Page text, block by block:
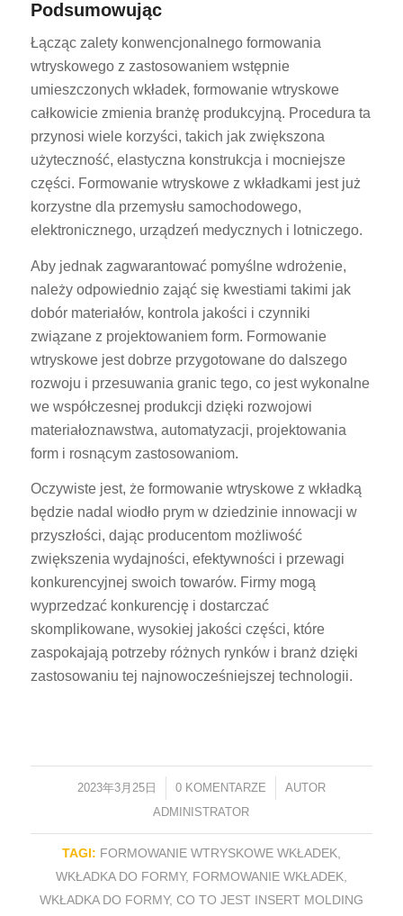
Podsumowując
Łącząc zalety konwencjonalnego formowania
wtryskowego z zastosowaniem wstępnie
umieszczonych wkładek, formowanie wtryskowe
całkowicie zmienia branżę produkcyjną. Procedura ta
przynosi wiele korzyści, takich jak zwiększona
użyteczność, elastyczna konstrukcja i mocniejsze
części. Formowanie wtryskowe z wkładkami jest już
korzystne dla przemysłu samochodowego,
elektronicznego, urządzeń medycznych i lotniczego.
Aby jednak zagwarantować pomyślne wdrożenie,
należy odpowiednio zająć się kwestiami takimi jak
dobór materiałów, kontrola jakości i czynniki
związane z projektowaniem form. Formowanie
wtryskowe jest dobrze przygotowane do dalszego
rozwoju i przesuwania granic tego, co jest wykonalne
we współczesnej produkcji dzięki rozwojowi
materiałoznawstwa, automatyzacji, projektowania
form i rosnącym zastosowaniom.
Oczywiste jest, że formowanie wtryskowe z wkładką
będzie nadal wiodło prym w dziedzinie innowacji w
przyszłości, dając producentom możliwość
zwiększenia wydajności, efektywności i przewagi
konkurencyjnej swoich towarów. Firmy mogą
wyprzedzać konkurencję i dostarczać
skomplikowane, wysokiej jakości części, które
zaspokajają potrzeby różnych rynków i branż dzięki
zastosowaniu tej najnowocześniejszej technologii.
2023年3月25日
/ 0 KOMENTARZE
/
AUTOR
ADMINISTRATOR
TAGI: FORMOWANIE WTRYSKOWE WKŁADEK,
WKŁADKA DO FORMY, FORMOWANIE WKŁADEK,
WKŁADKA DO FORMY, CO TO JEST INSERT MOLDING